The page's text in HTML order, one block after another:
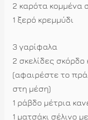
2 καρότα κομμένα
1 ξερό κρεμμύδι
3 γαρίφαλα
2 σκελίδες
(αφαιρέστε το
στη μέση)
1 ράβδο μέτρια
1 ματσάκι σέλινο